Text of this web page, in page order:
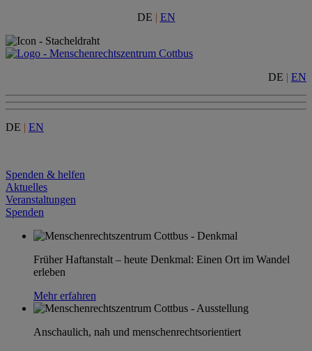
DE | EN
DE | EN
DE | EN
Spenden & helfen
Aktuelles
Veranstaltungen
Spenden
Früher Haftanstalt – heute Denkmal: Einen Ort im Wandel
erleben
Mehr erfahren
Anschaulich, nah und menschenrechtsorientiert